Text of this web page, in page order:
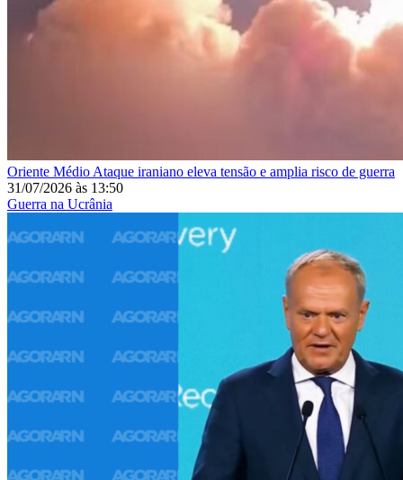
Oriente Médio Ataque iraniano eleva tensão e amplia risco de guerra
31/07/2026 às 13:50
Guerra na Ucrânia